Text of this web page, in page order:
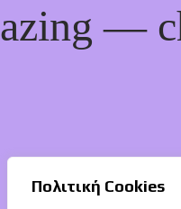
Πολιτική Cookies
—